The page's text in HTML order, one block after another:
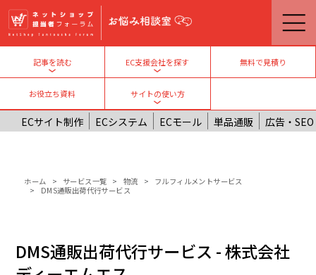
メインコンテンツに移動
記事を読む
Toggle submenu
EC支援会社を探す
Toggle submenu
無料で見積り
お役立ち資料
サイトの使い方
Toggle submenu
ECサイト制作 ECシステム ECモール 単品通販 広告・SEO
パンくず
ホーム サービス一覧 物流
フルフィルメントサービス
DMS通販出荷代行サービス
DMS通販出荷代行サービス - 株式会社